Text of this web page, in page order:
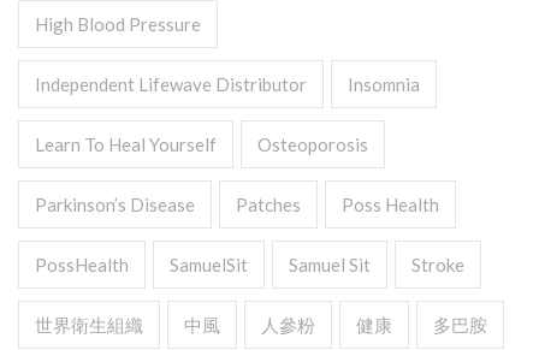
High Blood Pressure
Independent Lifewave Distributor Insomnia
Learn To Heal Yourself Osteoporosis
Parkinson’s Disease Patches Poss Health
PossHealth SamuelSit Samuel Sit Stroke
世界衛生組織 中風 人參粉 健康 多巴胺